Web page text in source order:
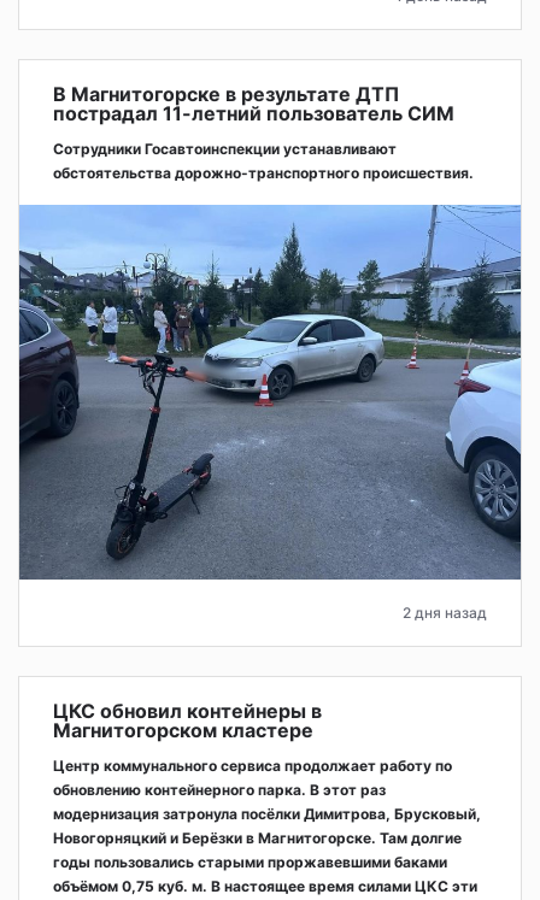
В Магнитогорске в результате ДТП
пострадал 11-летний пользователь СИМ
Сотрудники Госавтоинспекции устанавливают
обстоятельства дорожно-транспортного происшествия.
2 дня назад
ЦКС обновил контейнеры в
Магнитогорском кластере
Центр коммунального сервиса продолжает работу по
обновлению контейнерного парка. В этот раз
модернизация затронула посёлки Димитрова, Брусковый,
Новогорняцкий и Берёзки в Магнитогорске. Там долгие
годы пользовались старыми проржавевшими баками
объёмом 0,75 куб. м. В настоящее время силами ЦКС эти